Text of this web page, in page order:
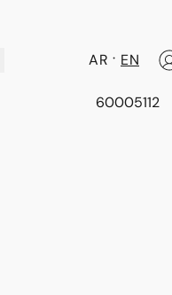
AR EN
60005112